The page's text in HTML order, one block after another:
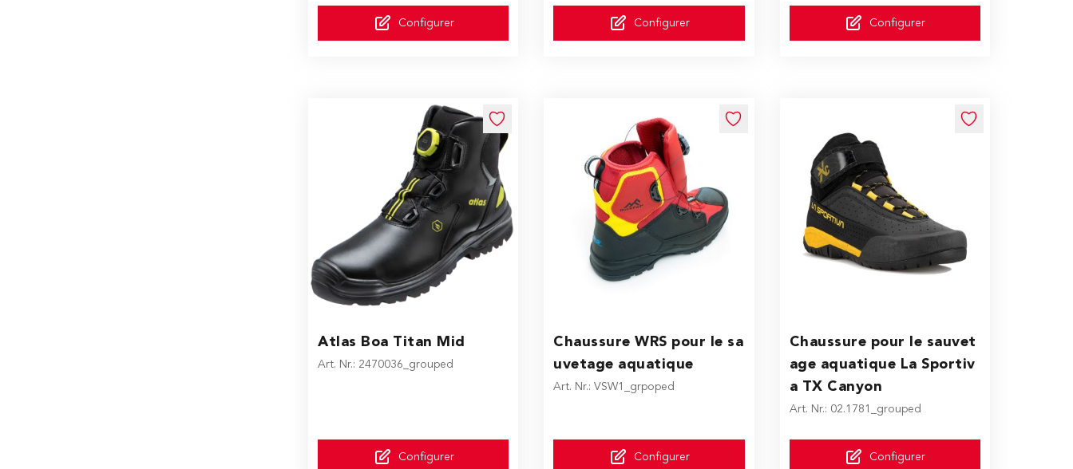
Configurer Configurer Configurer
Atlas Boa Titan Mid
Art. Nr.: 2470036_grouped
The price depends on the options chosen on the product page
Configurer
Chaussure WRS pour le sa
uvetage aquatique
Art. Nr.: VSW1_grpoped
The price depends on the options chosen on the product page
Configurer
Chaussure pour le sauvet
age aquatique La Sportiv
a TX Canyon
Art. Nr.: 02.1781_grouped
The price depends on the options chosen on the
Configurer